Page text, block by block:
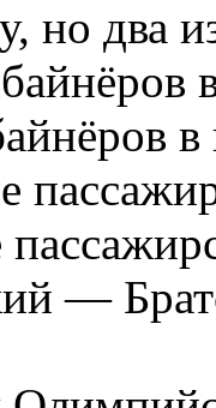
но два
—